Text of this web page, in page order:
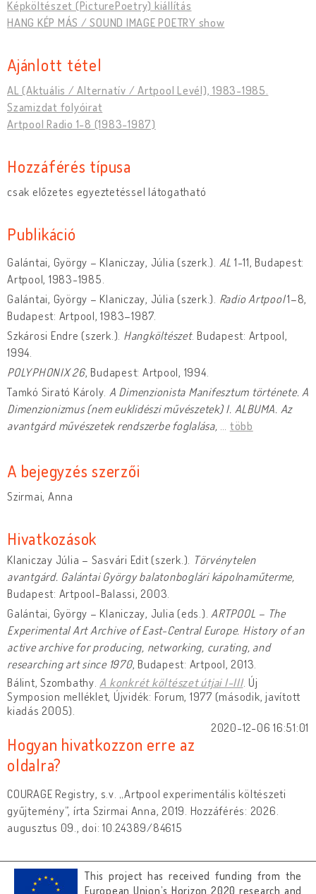
Képköltészet (PicturePoetry) kiállítás
HANG KÉP MÁS / SOUND IMAGE POETRY show
Ajánlott tétel
AL (Aktuális / Alternatív / Artpool Levél), 1983-1985.
Szamizdat folyóirat
Artpool Radio 1-8 (1983-1987)
Hozzáférés típusa
csak előzetes egyeztetéssel látogatható
Publikáció
Galántai, György – Klaniczay, Júlia (szerk.). AL 1-11, Budapest:
Artpool, 1983-1985.
Galántai, György – Klaniczay, Júlia (szerk.). Radio Artpool1–8,
Budapest: Artpool, 1983–1987.
Szkárosi Endre (szerk.). Hangköltészet. Budapest: Artpool,
1994.
POLYPHONIX 26, Budapest: Artpool, 1994.
Tamkó Sirató Károly. A Dimenzionista Manifesztum története. A
Dimenzionizmus (nem euklidészi művészetek) I. ALBUMA. Az
avantgárd művészetek rendszerbe foglalása,
több
A bejegyzés szerzői
Szirmai, Anna
Hivatkozások
Klaniczay Júlia – Sasvári Edit (szerk.). Törvénytelen
avantgárd. Galántai György balatonboglári kápolnaműterme,
Budapest: Artpool-Balassi, 2003.
Galántai, György – Klaniczay, Julia (eds.). ARTPOOL – The
Experimental Art Archive of East-Central Europe. History of an
active archive for producing, networking, curating, and
researching art since 1970, Budapest: Artpool, 2013.
Bálint, Szombathy. A konkrét költészet útjai I-III. Új
Symposion melléklet, Újvidék: Forum, 1977 (második, javított
kiadás 2005).
2020-12-06 16:51:01
Hogyan hivatkozzon erre az
oldalra?
COURAGE Registry, s.v. „Artpool experimentális költészeti
gyűjtemény”, írta Szirmai Anna, 2019. Hozzáférés: 2026.
augusztus 09., doi: 10.24389/84615
This project has received funding from the
European Union’s Horizon 2020 research and